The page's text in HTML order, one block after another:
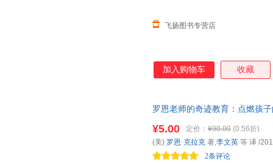
飞扬图书专营店
加入购物车 收藏
罗恩老师的奇迹教育：点燃孩
¥5.00 定价： ¥90.00 (0.56折)
2条评论
(美) 罗恩·克拉克 著,李文英 等 译 /